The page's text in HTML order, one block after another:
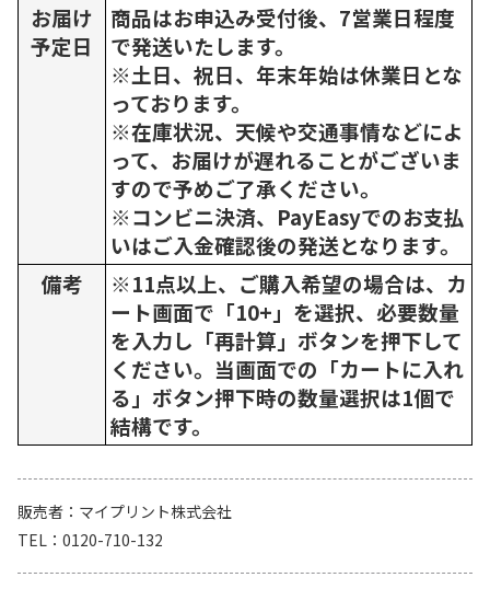
お届け
予定日
商品はお申込み受付後、7営業日程度
で発送いたします。
※土日、祝日、年末年始は休業日とな
っております。
※在庫状況、天候や交通事情などによ
って、お届けが遅れることがございま
すので予めご了承ください。
※コンビニ決済、PayEasyでのお支払
いはご入金確認後の発送となります。
備考
※11点以上、ご購入希望の場合は、カ
ート画面で「10+」を選択、必要数量
を入力し「再計算」ボタンを押下して
ください。当画面での「カートに入れ
る」ボタン押下時の数量選択は1個で
結構です。
販売者
マイプリント株式会社
TEL
0120-710-132